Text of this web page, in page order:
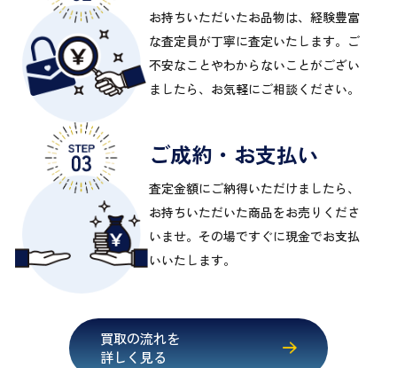
お持ちいただいたお品物は、経験豊富
な査定員が丁寧に査定いたします。ご
不安なことやわからないことがござい
ましたら、お気軽にご相談ください。
ご成約・お支払い
査定金額にご納得いただけましたら、
お持ちいただいた商品をお売りくださ
いませ。その場ですぐに現金でお支払
いいたします。
買取の流れを
詳しく見る